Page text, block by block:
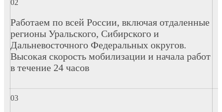
Работаем по всей России, включая отдаленные
регионы Уральского, Сибирского и
Дальневосточного Федеральных округов.
Высокая скорость мобилизации и начала работ
в течение 24 часов